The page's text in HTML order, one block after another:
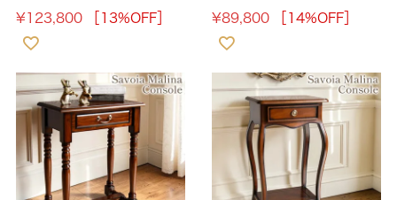
¥123,800 ［13%OFF］
¥89,800 ［14%OFF］